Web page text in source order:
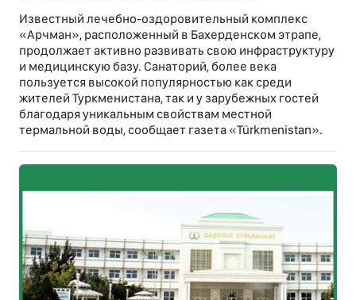
Известный лечебно-оздоровительный комплекс
«Арчман», расположенный в Бахерденском этрапе,
продолжает активно развивать свою инфраструктуру
и медицинскую базу. Санаторий, более века
пользуется высокой популярностью как среди
жителей Туркменистана, так и у зарубежных гостей
благодаря уникальным свойствам местной
термальной воды, сообщает газета «Türkmenistan».